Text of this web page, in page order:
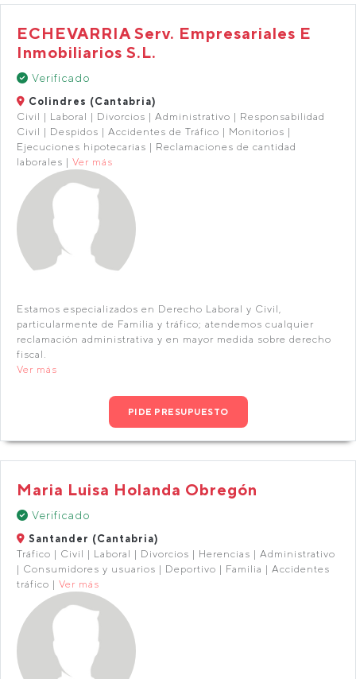
ECHEVARRIA Serv. Empresariales E
Inmobiliarios S.L.
Verificado
Colindres (Cantabria)
Civil | Laboral | Divorcios | Administrativo | Responsabilidad
Civil | Despidos | Accidentes de Tráfico | Monitorios |
Ejecuciones hipotecarias | Reclamaciones de cantidad
laborales | Ver más
Estamos especializados en Derecho Laboral y Civil,
particularmente de Familia y tráfico; atendemos cualquier
reclamación administrativa y en mayor medida sobre derecho
fiscal.
Ver más
PIDE PRESUPUESTO
Maria Luisa Holanda Obregón
Verificado
Santander (Cantabria)
Tráfico | Civil | Laboral | Divorcios | Herencias | Administrativo
| Consumidores y usuarios | Deportivo | Familia | Accidentes
tráfico | Ver más